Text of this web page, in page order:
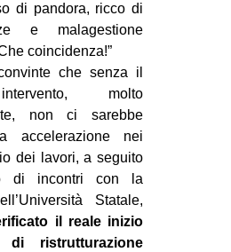
bsky
ms
SEARCH
di pandora, ricco di
e malagestione
coincidenza!”
che senza il
molto
non ci sarebbe
accelerazione nei
dei lavori, a seguito
di incontri con la
Statale,
il reale inizio
ristrutturazione